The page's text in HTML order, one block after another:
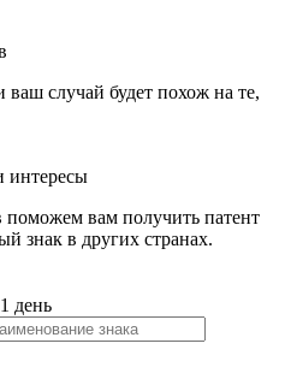
случай будет похож на те,
интересы
вам получить патент
знак в других странах.
день